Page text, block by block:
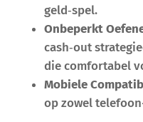
geld‑spel.
Onbeperkt
cash‑out
die comfortabel
Mobiele
op zowel